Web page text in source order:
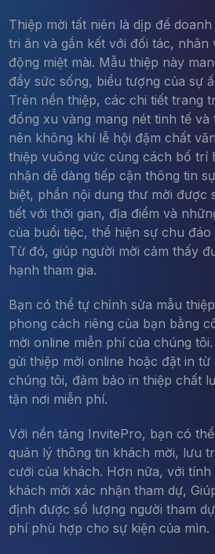
Thiệp mời tất niên là dịp để
tri ân và gắn kết với đối tác, nhân
động miệt mài. Mẫu thiệp này
đầy sức sống, biểu tượng của sự
Trên nền thiệp, các chi tiết trang
đồng xu vàng mang nét tinh tế
nên không khí lễ hội đậm chất
thiệp vuông vức cùng cách bố trí
nhận dễ dàng tiếp cận thông tin
biệt, phần nội dung thư mời được
tiết với thời gian, địa điểm và
của buổi tiệc, thể hiện sự chu
Từ đó, giúp người mời cảm thấy
hạnh tham gia.
Bạn có thể tự chỉnh sửa mẫu
phong cách riêng của bạn bằng
mời online miễn phí của chúng
gửi thiệp mời online hoặc đặt in từ
chúng tôi, đảm bảo in thiệp chất
tận nơi miễn phí.
Với nền tảng InvitePro, bạn có
quản lý thông tin khách mời, lưu
cưới của khách. Hơn nữa, với
khách mời xác nhận tham dự,
định được số lượng người tham
phí phù hợp cho sự kiện của mìn.